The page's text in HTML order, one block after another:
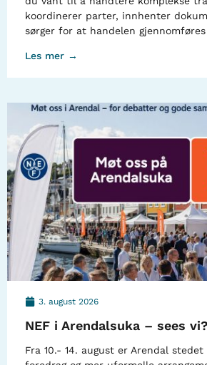
koordinerer parter, innhenter
sørger for at handelen
Les mer →
3. august 2026
NEF i Arendalsuka – sees vi?
Fra 10.- 14. august er Arendal